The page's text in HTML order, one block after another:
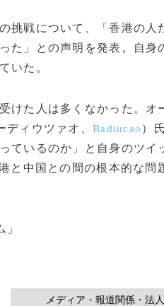
挑戦について、「香港の人
た」との声明を発表。自身
いた。
けた人は多くなかった。オ
ィウツァオ、 Badiucao ）
ているのか」と自身のツイ
と中国との間の根本的な問
メディア・報道関係・法